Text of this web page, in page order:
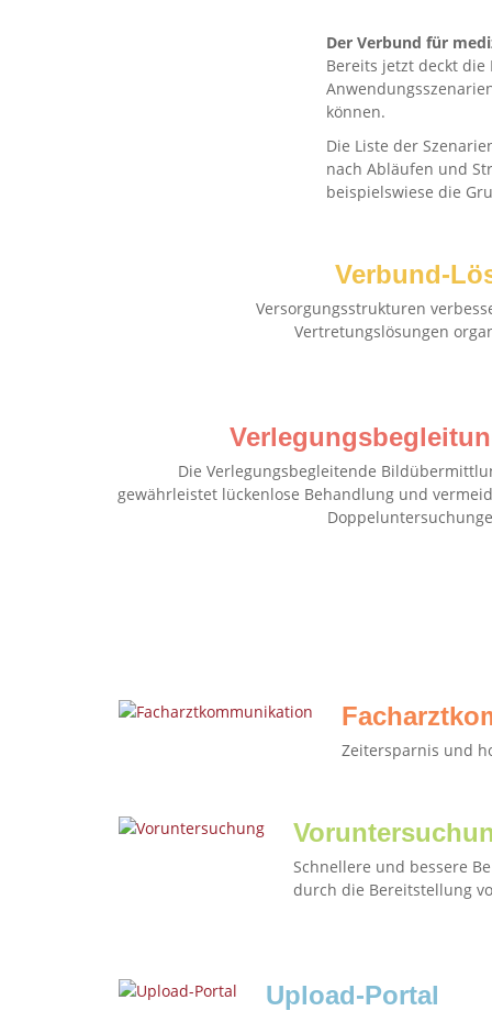
Der Verbund für
Bereits jetzt deckt
können.
Die Liste der
nach Abläufen und
beispielswiese die
Verbund-
Versorgungsstrukturen
Vertretungslösungen
Die Verlegungsbegleitende
gewährleistet lückenlose Behandlung und
Zeitersparnis und
Schnellere und bessere
durch die Bereitstellung
Upload-Portal